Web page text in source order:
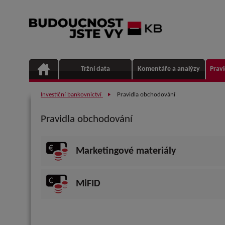
Tržní data Komentáře a analýzy
Investiční bankovnictví Pravidla obchodování
Pravidla obchodování
Marketingové materiály
MiFID